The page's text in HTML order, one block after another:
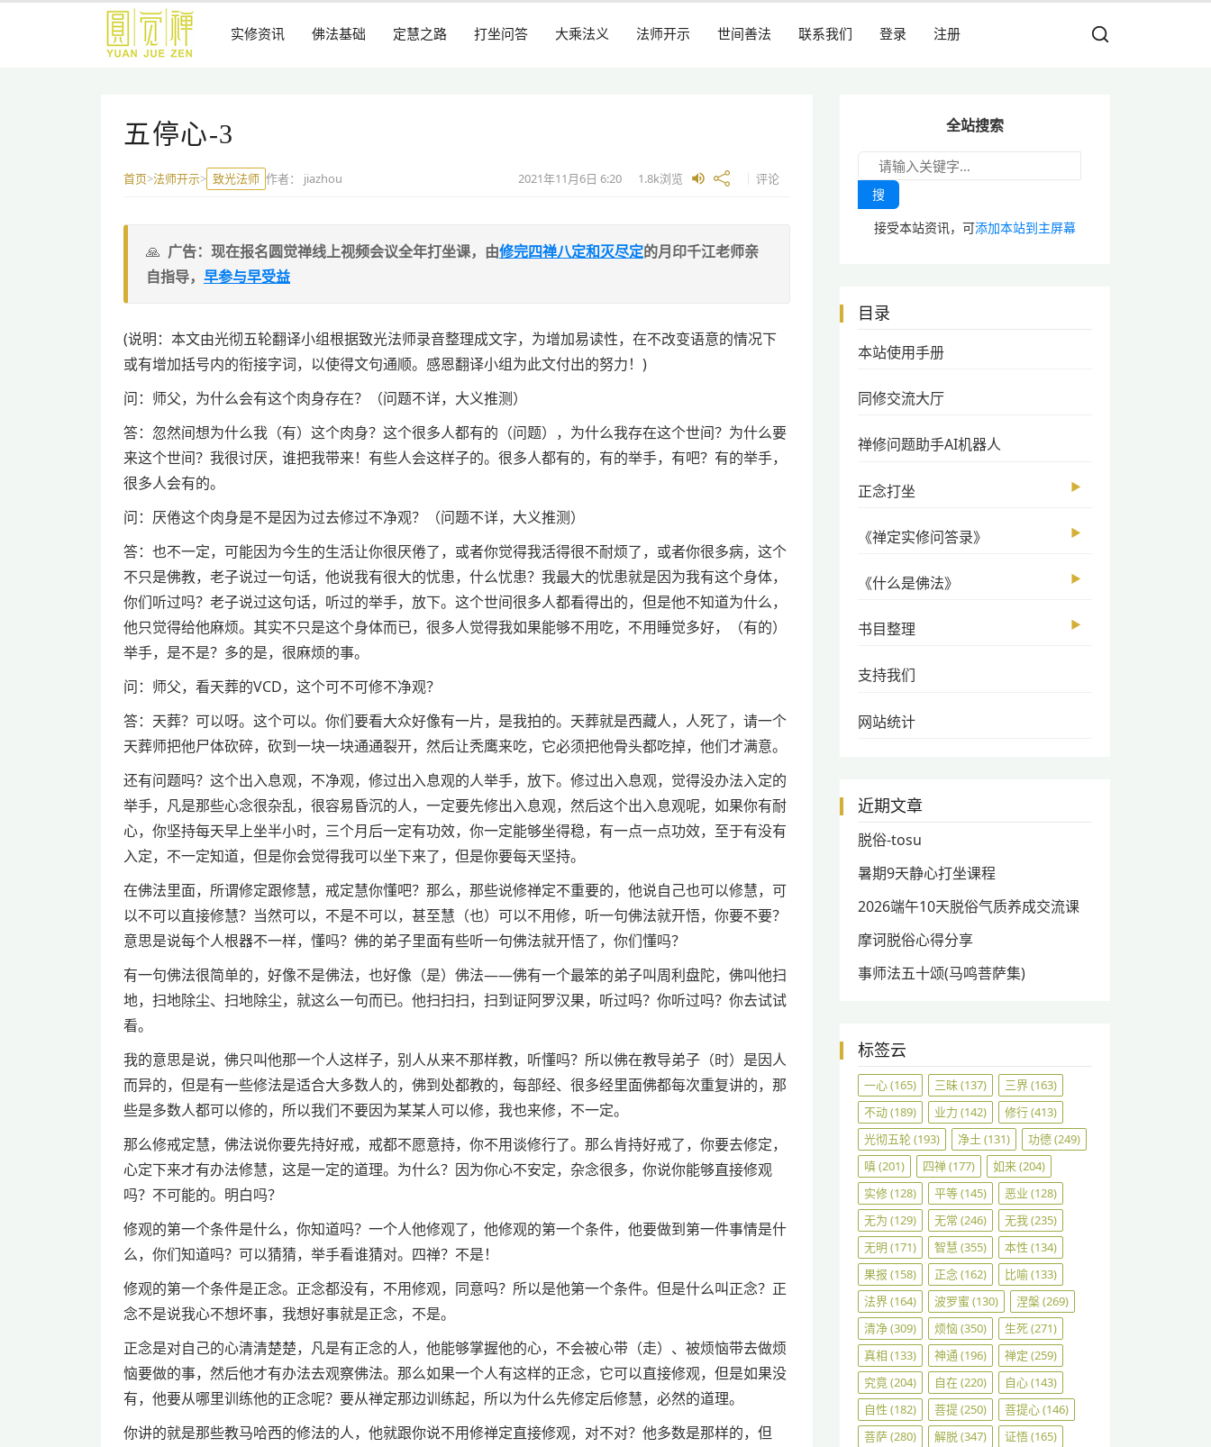
实修资讯 佛法基础 定慧之路 打坐问答 大乘法义 法师开示 世间善法 联系我们 登录 注册
五停心-3
首页>法师开示> 致光法师 作者： jiazhou 2021年11月6日 6:20 1.8k浏览 评论
广告：现在报名圆觉禅线上视频会议全年打坐课，由修完四禅八定和灭尽定的月印千江老师亲
自指导， 早参与早受益
(说明：本文由光彻五轮翻译小组根据致光法师录音整理成文字，为增加易读性，在不改变语意的情况下
或有增加括号内的衔接字词，以使得文句通顺。感恩翻译小组为此文付出的努力！)
问：师父，为什么会有这个肉身存在？（问题不详，大义推测）
答：忽然间想为什么我（有）这个肉身？这个很多人都有的（问题），为什么我存在这个世间？为什么要
来这个世间？我很讨厌，谁把我带来！有些人会这样子的。很多人都有的，有的举手，有吧？有的举手，
很多人会有的。
问：厌倦这个肉身是不是因为过去修过不净观？（问题不详，大义推测）
答：也不一定，可能因为今生的生活让你很厌倦了，或者你觉得我活得很不耐烦了，或者你很多病，这个
不只是佛教，老子说过一句话，他说我有很大的忧患，什么忧患？我最大的忧患就是因为我有这个身体，
你们听过吗？老子说过这句话，听过的举手，放下。这个世间很多人都看得出的，但是他不知道为什么，
他只觉得给他麻烦。其实不只是这个身体而已，很多人觉得我如果能够不用吃，不用睡觉多好，（有的）
举手，是不是？多的是，很麻烦的事。
问：师父，看天葬的VCD，这个可不可修不净观？
答：天葬？可以呀。这个可以。你们要看大众好像有一片，是我拍的。天葬就是西藏人，人死了，请一个
天葬师把他尸体砍碎，砍到一块一块通通裂开，然后让秃鹰来吃，它必须把他骨头都吃掉，他们才满意。
还有问题吗？这个出入息观，不净观，修过出入息观的人举手，放下。修过出入息观，觉得没办法入定的
举手，凡是那些心念很杂乱，很容易昏沉的人，一定要先修出入息观，然后这个出入息观呢，如果你有耐
心，你坚持每天早上坐半小时，三个月后一定有功效，你一定能够坐得稳，有一点一点功效，至于有没有
入定，不一定知道，但是你会觉得我可以坐下来了，但是你要每天坚持。
在佛法里面，所谓修定跟修慧，戒定慧你懂吧？那么，那些说修禅定不重要的，他说自己也可以修慧，可
以不可以直接修慧？当然可以，不是不可以，甚至慧（也）可以不用修，听一句佛法就开悟，你要不要？
意思是说每个人根器不一样，懂吗？佛的弟子里面有些听一句佛法就开悟了，你们懂吗？
有一句佛法很简单的，好像不是佛法，也好像（是）佛法——佛有一个最笨的弟子叫周利盘陀，佛叫他扫
地，扫地除尘、扫地除尘，就这么一句而已。他扫扫扫，扫到证阿罗汉果，听过吗？你听过吗？你去试试
看。
我的意思是说，佛只叫他那一个人这样子，别人从来不那样教，听懂吗？所以佛在教导弟子（时）是因人
而异的，但是有一些修法是适合大多数人的，佛到处都教的，每部经、很多经里面佛都每次重复讲的，那
些是多数人都可以修的，所以我们不要因为某某人可以修，我也来修，不一定。
那么修戒定慧，佛法说你要先持好戒，戒都不愿意持，你不用谈修行了。那么肯持好戒了，你要去修定，
心定下来才有办法修慧，这是一定的道理。为什么？因为你心不安定，杂念很多，你说你能够直接修观
吗？不可能的。明白吗？
修观的第一个条件是什么，你知道吗？一个人他修观了，他修观的第一个条件，他要做到第一件事情是什
么，你们知道吗？可以猜猜，举手看谁猜对。四禅？不是！
修观的第一个条件是正念。正念都没有，不用修观，同意吗？所以是他第一个条件。但是什么叫正念？正
念不是说我心不想坏事，我想好事就是正念，不是。
正念是对自己的心清清楚楚，凡是有正念的人，他能够掌握他的心，不会被心带（走）、被烦恼带去做烦
恼要做的事，然后他才有办法去观察佛法。那么如果一个人有这样的正念，它可以直接修观，但是如果没
有，他要从哪里训练他的正念呢？要从禅定那边训练起，所以为什么先修定后修慧，必然的道理。
你讲的就是那些教马哈西的修法的人，他就跟你说不用修禅定直接修观，对不对？他多数是那样的，但
全站搜索
搜
接受本站资讯，可添加本站到主屏幕
目录
本站使用手册
同修交流大厅
禅修问题助手AI机器人
正念打坐 ▶
《禅定实修问答录》 ▶
《什么是佛法》 ▶
书目整理 ▶
支持我们
网站统计
近期文章
脱俗-tosu
暑期9天静心打坐课程
2026端午10天脱俗气质养成交流课
摩诃脱俗心得分享
事师法五十颂(马鸣菩萨集)
标签云
一心(165) 三昧(137) 三界(163)
不动(189) 业力 (142) 修行(413)
光彻五轮(193) 净土 (131) 功德(249)
嗔(201) 四禅(177) 如来(204)
实修(128) 平等(145) 恶业 (128)
无为 (129) 无常 (246) 无我(235)
无明 (171) 智慧 (355) 本性 (134)
果报 (158) 正念(162) 比喻(133)
法界(164) 波罗蜜 (130) 涅槃(269)
清净(309) 烦恼(350) 生死(271)
真相 (133) 神通 (196) 禅定 (259)
究竟(204) 自在(220) 自心(143)
自性 (182) 菩提(250) 菩提心(146)
菩萨(280) 解脱(347) 证悟(165)